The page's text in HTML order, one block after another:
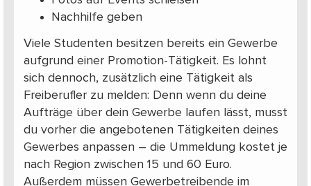
Nachhilfe geben
Viele Studenten besitzen bereits ein Gewerbe
aufgrund einer Promotion-Tätigkeit. Es lohnt
sich dennoch, zusätzlich eine Tätigkeit als
Freiberufler zu melden: Denn wenn du deine
Aufträge über dein Gewerbe laufen lässt, musst
du vorher die angebotenen Tätigkeiten deines
Gewerbes anpassen – die Ummeldung kostet je
nach Region zwischen 15 und 60 Euro.
Außerdem müssen Gewerbetreibende im